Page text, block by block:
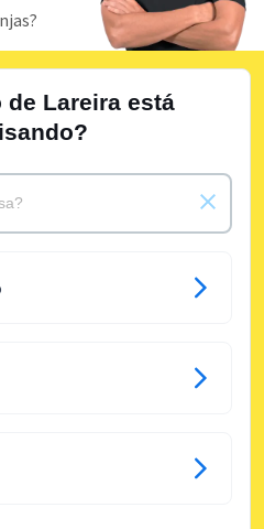
Lareira está